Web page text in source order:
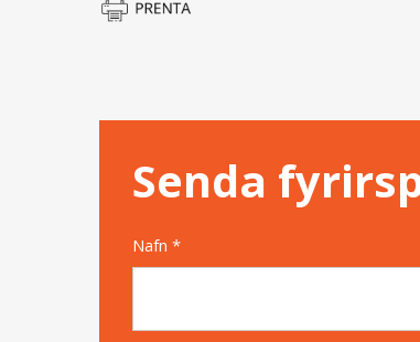
Senda
Nafn *